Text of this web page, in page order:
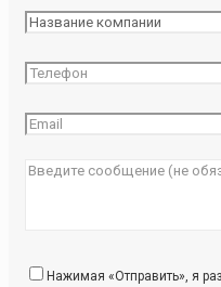
Нажимая «Отправить», я